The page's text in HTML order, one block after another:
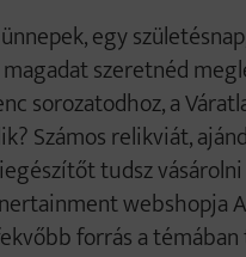
egy
szeretnéd
sorozatodhoz, a
Számos relikviát,
tudsz
webshopja
forrás a